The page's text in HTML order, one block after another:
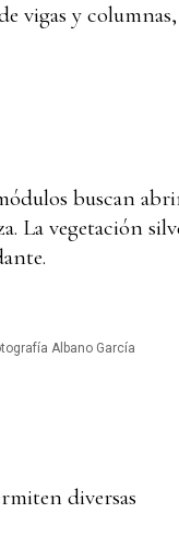
vigas y
buscan
La vegetación
Albano García
diversas